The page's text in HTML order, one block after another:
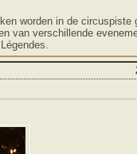
worden in de circuspiste
van verschillende